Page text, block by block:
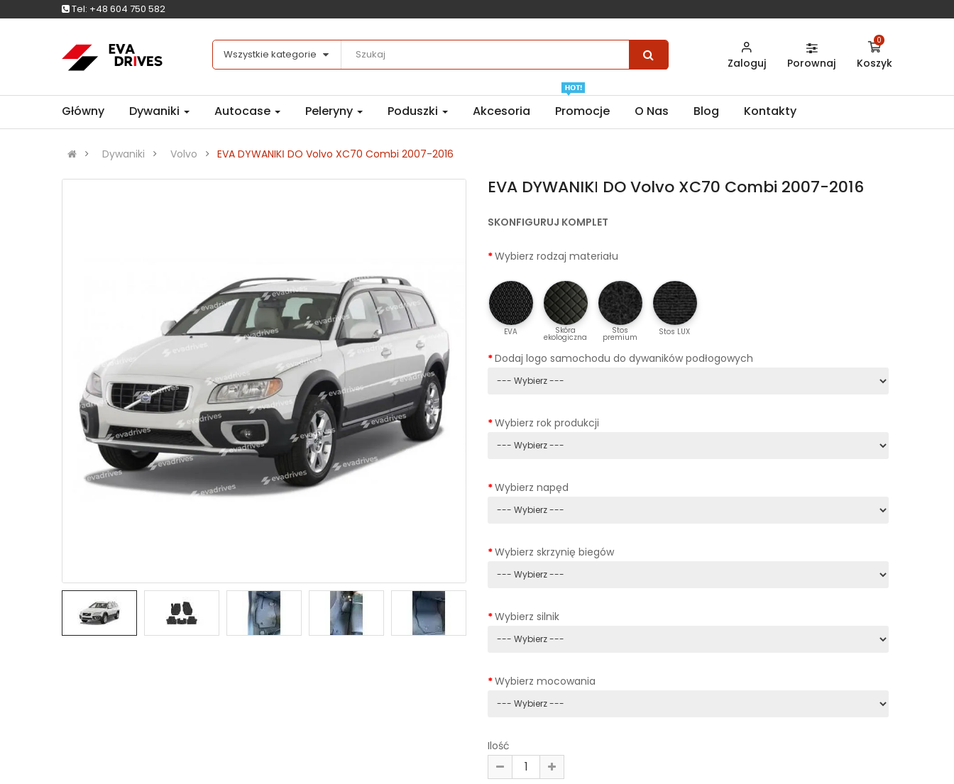
Tel: +48 604 750 582
Wszystkie kategorie
Zaloguj Porownaj Koszyk
0
Główny Dywaniki Autocase Peleryny Poduszki Akcesoria Promocje O Nas Blog Kontakty
Dywaniki Volvo EVA DYWANIKІ DO Volvo XC70 Combi 2007-2016
EVA DYWANIKІ DO Volvo XC70 Combi 2007-2016
SKONFIGURUJ KOMPLET
Wybierz rodzaj materiału
EVA Skóra
ekologiczna
Stos
premium
Stos LUX
Dodaj logo samochodu do dywaników podłogowych
Wybierz rok produkcji
Wybierz napęd
Wybierz skrzynię biegów
Wybierz silnik
Wybierz mocowania
Ilość